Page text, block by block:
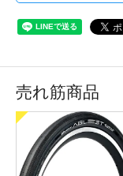
売れ筋商品